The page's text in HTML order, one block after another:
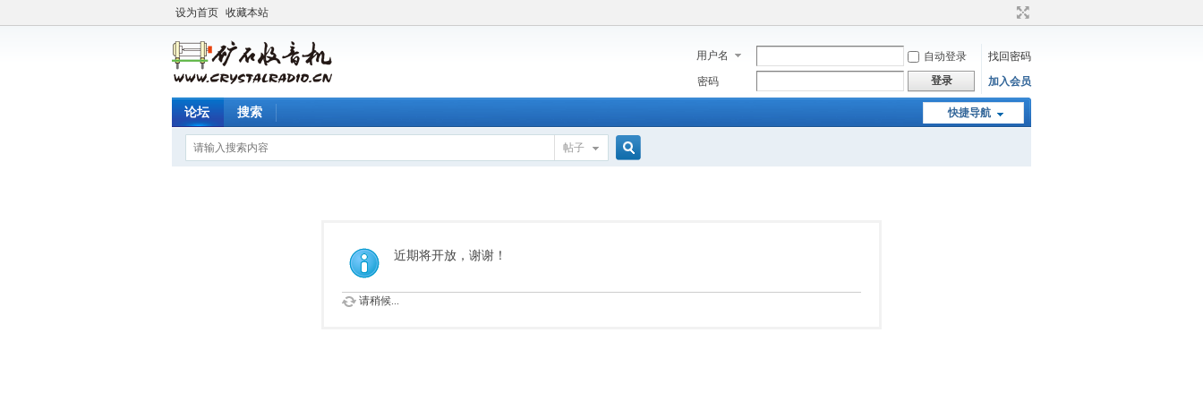
设为首页 收藏本站
用户名 自动登录
找回密码
密码
登录 加入会员
快捷导航
论坛 搜索
帖子
近期将开放，谢谢！
请稍候...